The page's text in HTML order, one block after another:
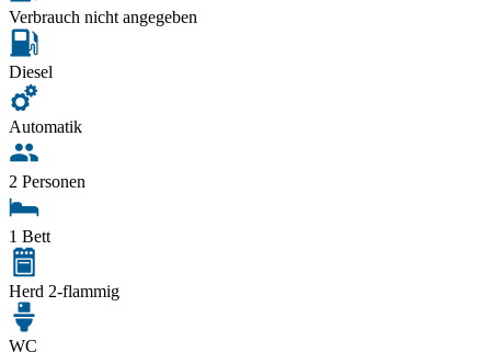
Verbrauch nicht angegeben
Diesel
Automatik
2 Personen
1 Bett
Herd 2-flammig
WC